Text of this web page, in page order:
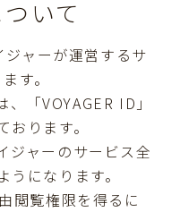
いて
ャーが運営するサ
す。
「VOYAGER ID」
ります。
ジャーのサービス全
になります。
閲覧権限を得るに